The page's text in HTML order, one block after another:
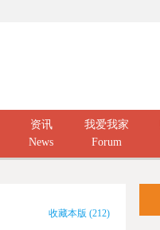
资讯
News
我爱我家
Forum
收藏本版 (212)